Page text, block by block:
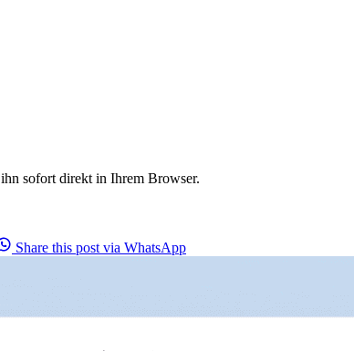
sofort direkt in Ihrem Browser.
Share this post via WhatsApp